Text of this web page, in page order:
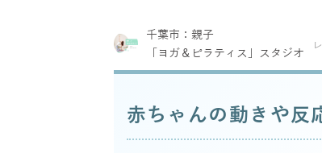
千葉市：親子
「ヨガ＆ピラティス」スタジオ
赤ちゃんの動きや反